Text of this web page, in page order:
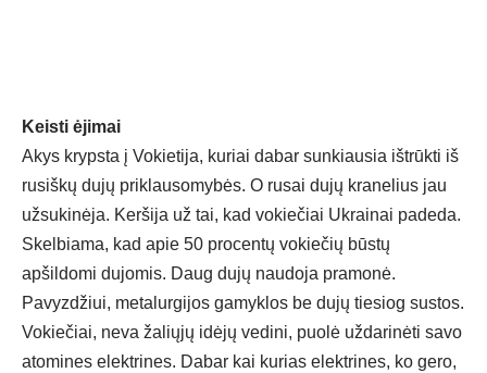
Keisti ėjimai
Akys krypsta į Vokietija, kuriai dabar sunkiausia ištrūkti iš
rusiškų dujų priklausomybės. O rusai dujų kranelius jau
užsukinėja. Keršija už tai, kad vokiečiai Ukrainai padeda.
Skelbiama, kad apie 50 procentų vokiečių būstų
apšildomi dujomis. Daug dujų naudoja pramonė.
Pavyzdžiui, metalurgijos gamyklos be dujų tiesiog sustos.
Vokiečiai, neva žaliųjų idėjų vedini, puolė uždarinėti savo
atomines elektrines. Dabar kai kurias elektrines, ko gero,